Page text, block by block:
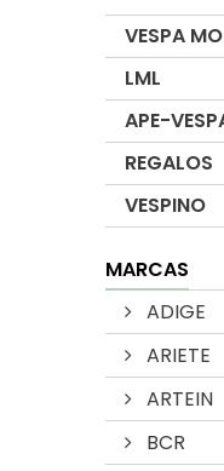
VESPA
LML
APE-
REGALOS
VESPINO
MARCAS
ADIGE
ARIETE
ARTEIN
BCR